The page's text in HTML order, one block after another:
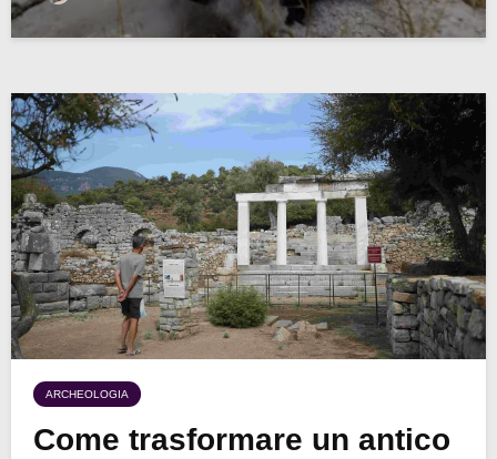
ARCHEOLOGIA
Come trasformare un antico